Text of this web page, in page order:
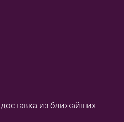
из ближайших